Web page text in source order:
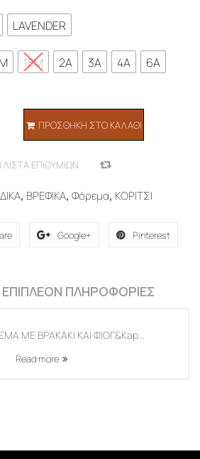
LAVENDER
18M 2A 3A 4A 6A
ΠΡΟΣΘΉΚΗ ΣΤΟ ΚΑΛΆΘΙ
ΕΠΙΘΥΜΙΏΝ
, ΒΡΕΦΙΚΑ, Φόρεμα, ΚΟΡΙΤΣΙ
Google+ Pinterest
ΕΠΙΠΛΈΟΝ ΠΛΗΡΟΦΟΡΊΕΣ
ΜΕ ΒΡΑΚΑΚΙ ΚΑΙ ΦΙΟΓ&Kap...
Read more